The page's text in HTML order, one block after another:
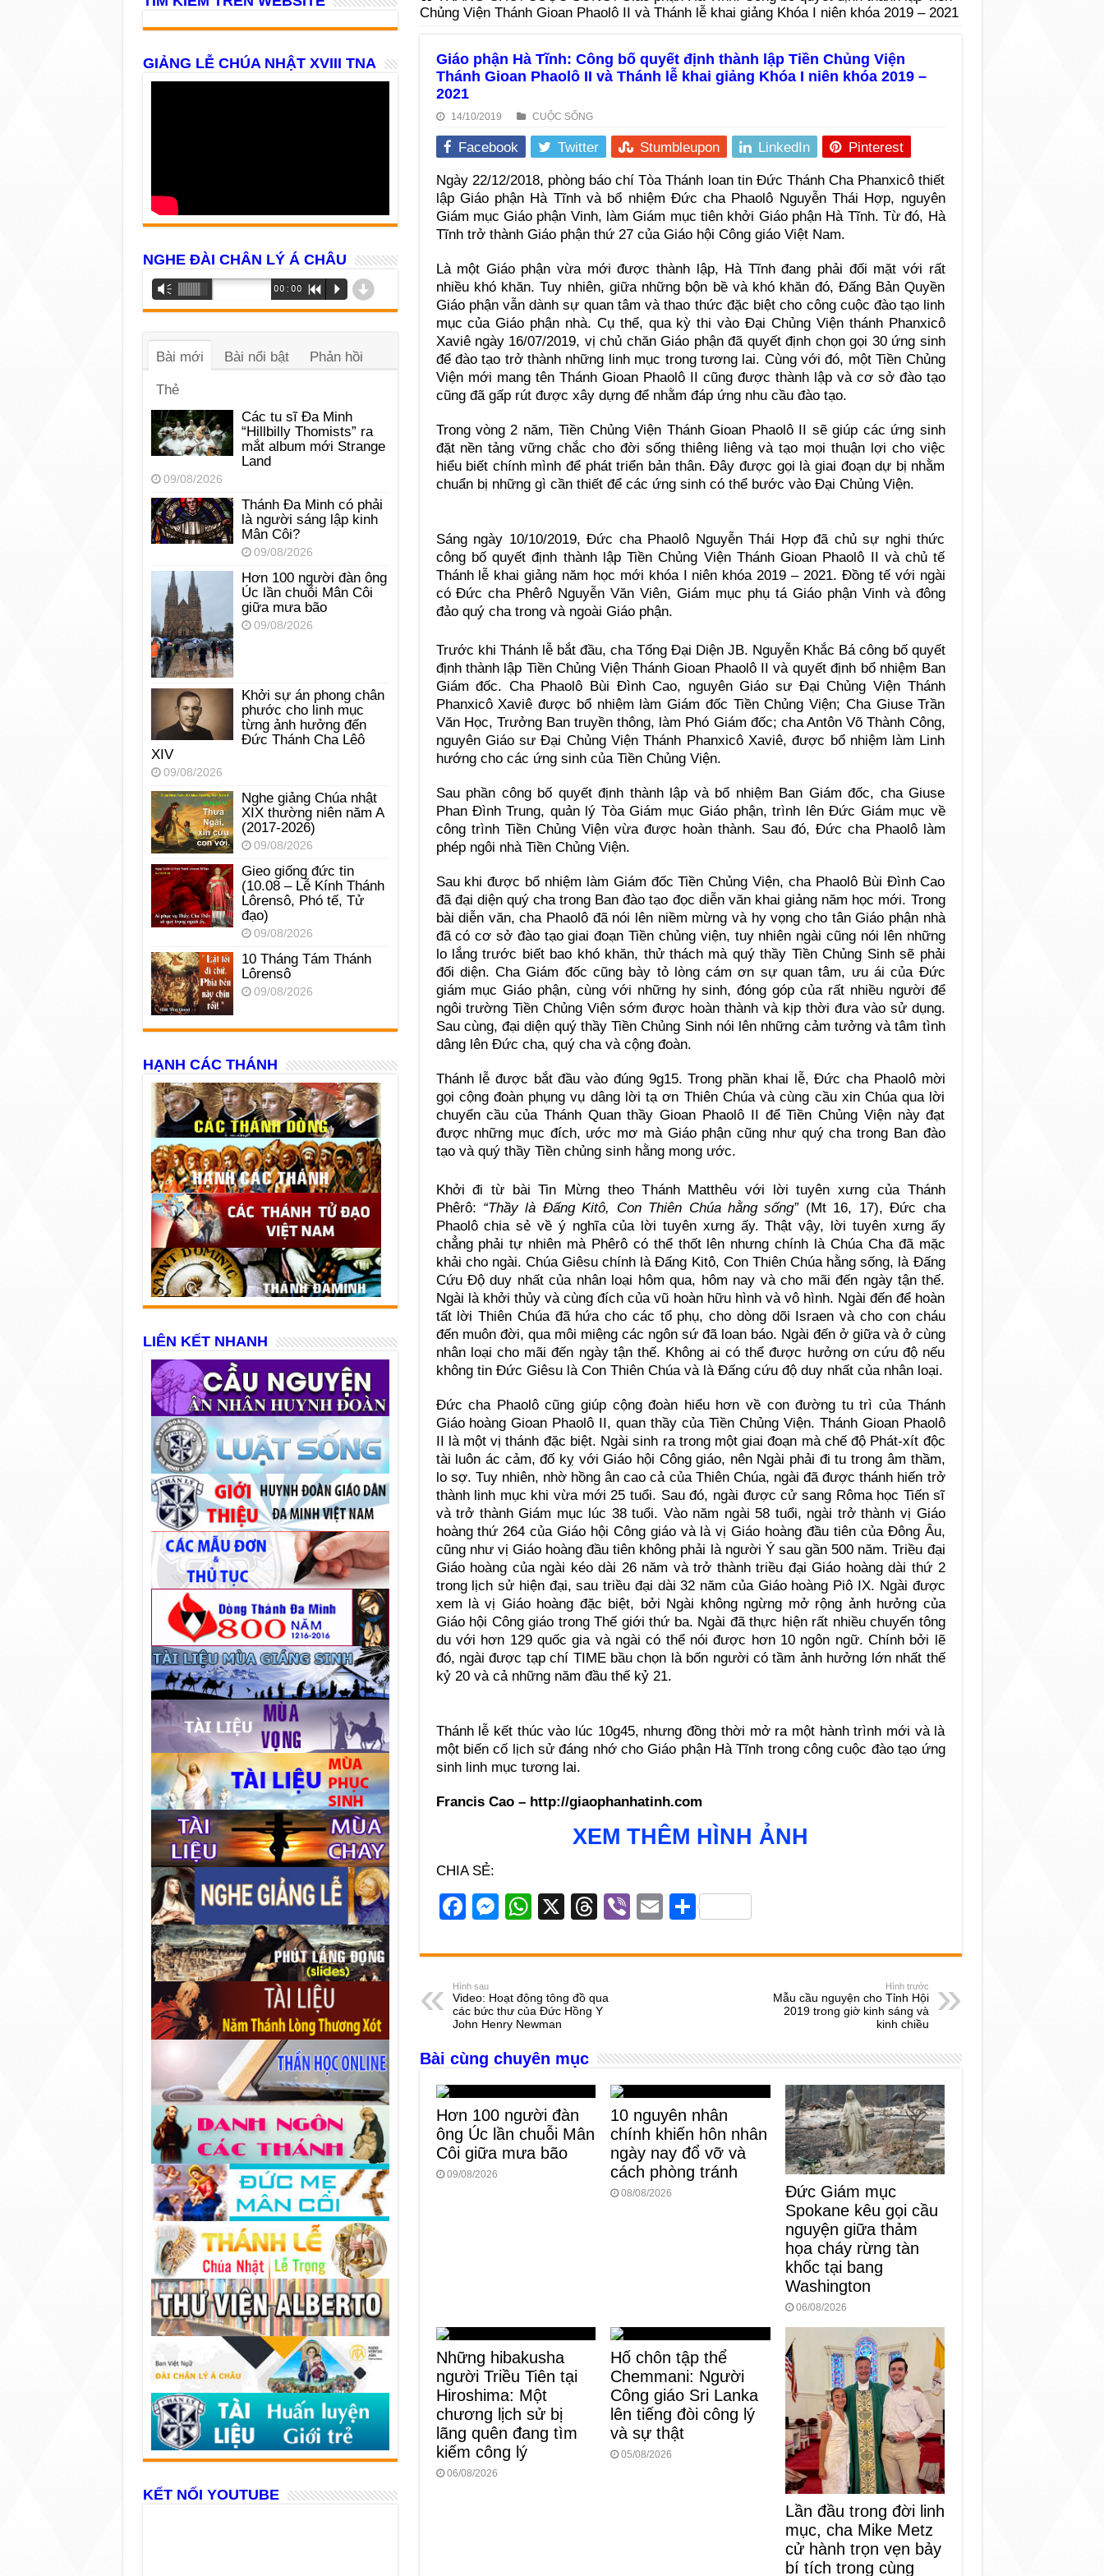
Chủng Viện Thánh Gioan Phaolô II và Thánh lễ khai giảng Khóa I niên khóa 2019 – 2021
Giáo phận Hà Tĩnh: Công bố quyết định thành lập Tiền Chủng Viện
Thánh Gioan Phaolô II và Thánh lễ khai giảng Khóa I niên khóa 2019 –
2021
14/10/2019 CUỘC SỐNG
Facebook Twitter Stumbleupon LinkedIn Pinterest
Ngày 22/12/2018, phòng báo chí Tòa Thánh loan tin Đức Thánh Cha Phanxicô thiết
lập Giáo phận Hà Tĩnh và bổ nhiệm Đức cha Phaolô Nguyễn Thái Hợp, nguyên
Giám mục Giáo phận Vinh, làm Giám mục tiên khởi Giáo phận Hà Tĩnh. Từ đó, Hà
Tĩnh trở thành Giáo phận thứ 27 của Giáo hội Công giáo Việt Nam.
Là một Giáo phận vừa mới được thành lập, Hà Tĩnh đang phải đối mặt với rất
nhiều khó khăn. Tuy nhiên, giữa những bộn bề và khó khăn đó, Đấng Bản Quyền
Giáo phận vẫn dành sự quan tâm và thao thức đặc biệt cho công cuộc đào tạo linh
mục của Giáo phận nhà. Cụ thể, qua kỳ thi vào Đại Chủng Viện thánh Phanxicô
Xaviê ngày 16/07/2019, vị chủ chăn Giáo phận đã quyết định chọn gọi 30 ứng sinh
để đào tạo trở thành những linh mục trong tương lai. Cùng với đó, một Tiền Chủng
Viện mới mang tên Thánh Gioan Phaolô II cũng được thành lập và cơ sở đào tạo
cũng đã gấp rút được xây dựng để nhằm đáp ứng nhu cầu đào tạo.
Trong vòng 2 năm, Tiền Chủng Viện Thánh Gioan Phaolô II sẽ giúp các ứng sinh
đặt nền tảng vững chắc cho đời sống thiêng liêng và tạo mọi thuận lợi cho việc
hiểu biết chính mình để phát triển bản thân. Đây được gọi là giai đoạn dự bị nhằm
chuẩn bị những gì cần thiết để các ứng sinh có thể bước vào Đại Chủng Viện.
Sáng ngày 10/10/2019, Đức cha Phaolô Nguyễn Thái Hợp đã chủ sự nghi thức
công bố quyết định thành lập Tiền Chủng Viện Thánh Gioan Phaolô II và chủ tế
Thánh lễ khai giảng năm học mới khóa I niên khóa 2019 – 2021. Đồng tế với ngài
có Đức cha Phêrô Nguyễn Văn Viên, Giám mục phụ tá Giáo phận Vinh và đông
đảo quý cha trong và ngoài Giáo phận.
Trước khi Thánh lễ bắt đầu, cha Tổng Đại Diện JB. Nguyễn Khắc Bá công bố quyết
định thành lập Tiền Chủng Viện Thánh Gioan Phaolô II và quyết định bổ nhiệm Ban
Giám đốc. Cha Phaolô Bùi Đình Cao, nguyên Giáo sư Đại Chủng Viện Thánh
Phanxicô Xaviê được bổ nhiệm làm Giám đốc Tiền Chủng Viện; Cha Giuse Trần
Văn Học, Trưởng Ban truyền thông, làm Phó Giám đốc; cha Antôn Võ Thành Công,
nguyên Giáo sư Đại Chủng Viện Thánh Phanxicô Xaviê, được bổ nhiệm làm Linh
hướng cho các ứng sinh của Tiền Chủng Viện.
Sau phần công bố quyết định thành lập và bổ nhiệm Ban Giám đốc, cha Giuse
Phan Đình Trung, quản lý Tòa Giám mục Giáo phận, trình lên Đức Giám mục về
công trình Tiền Chủng Viện vừa được hoàn thành. Sau đó, Đức cha Phaolô làm
phép ngôi nhà Tiền Chủng Viện.
Sau khi được bổ nhiệm làm Giám đốc Tiền Chủng Viện, cha Phaolô Bùi Đình Cao
đã đại diện quý cha trong Ban đào tạo đọc diễn văn khai giảng năm học mới. Trong
bài diễn văn, cha Phaolô đã nói lên niềm mừng và hy vọng cho tân Giáo phận nhà
đã có cơ sở đào tạo giai đoạn Tiền chủng viện, tuy nhiên ngài cũng nói lên những
lo lắng trước biết bao khó khăn, thử thách mà quý thầy Tiền Chủng Sinh sẽ phải
đối diện. Cha Giám đốc cũng bày tỏ lòng cám ơn sự quan tâm, ưu ái của Đức
giám mục Giáo phận, cùng với những hy sinh, đóng góp của rất nhiều người để
ngôi trường Tiền Chủng Viện sớm được hoàn thành và kịp thời đưa vào sử dụng.
Sau cùng, đại diện quý thầy Tiền Chủng Sinh nói lên những cảm tưởng và tâm tình
dâng lên Đức cha, quý cha và cộng đoàn.
Thánh lễ được bắt đầu vào đúng 9g15. Trong phần khai lễ, Đức cha Phaolô mời
gọi cộng đoàn phụng vụ dâng lời tạ ơn Thiên Chúa và cùng cầu xin Chúa qua lời
chuyển cầu của Thánh Quan thầy Gioan Phaolô II để Tiền Chủng Viện này đạt
được những mục đích, ước mơ mà Giáo phận cũng như quý cha trong Ban đào
tạo và quý thầy Tiền chủng sinh hằng mong ước.
Khởi đi từ bài Tin Mừng theo Thánh Matthêu với lời tuyên xưng của Thánh
Phêrô: “Thầy là Đấng Kitô, Con Thiên Chúa hằng sống”(Mt 16, 17), Đức cha
Phaolô chia sẻ về ý nghĩa của lời tuyên xưng ấy. Thật vậy, lời tuyên xưng ấy
chẳng phải tự nhiên mà Phêrô có thể thốt lên nhưng chính là Chúa Cha đã mặc
khải cho ngài. Chúa Giêsu chính là Đấng Kitô, Con Thiên Chúa hằng sống, là Đấng
Cứu Độ duy nhất của nhân loại hôm qua, hôm nay và cho mãi đến ngày tận thế.
Ngài là khởi thủy và cùng đích của vũ hoàn hữu hình và vô hình. Ngài đến để hoàn
tất lời Thiên Chúa đã hứa cho các tổ phụ, cho dòng dõi Israen và cho con cháu
đến muôn đời, qua môi miệng các ngôn sứ đã loan báo. Ngài đến ở giữa và ở cùng
nhân loại cho mãi đến ngày tận thế. Không ai có thể được hưởng ơn cứu độ nếu
không tin Đức Giêsu là Con Thiên Chúa và là Đấng cứu độ duy nhất của nhân loại.
Đức cha Phaolô cũng giúp cộng đoàn hiểu hơn về con đường tu trì của Thánh
Giáo hoàng Gioan Phaolô II, quan thầy của Tiền Chủng Viện. Thánh Gioan Phaolô
II là một vị thánh đặc biệt. Ngài sinh ra trong một giai đoạn mà chế độ Phát-xít độc
tài luôn ác cảm, đố kỵ với Giáo hội Công giáo, nên Ngài phải đi tu trong âm thầm,
lo sợ. Tuy nhiên, nhờ hồng ân cao cả của Thiên Chúa, ngài đã được thánh hiến trở
thành linh mục khi vừa mới 25 tuổi. Sau đó, ngài được cử sang Rôma học Tiến sĩ
và trở thành Giám mục lúc 38 tuổi. Vào năm ngài 58 tuổi, ngài trở thành vị Giáo
hoàng thứ 264 của Giáo hội Công giáo và là vị Giáo hoàng đầu tiên của Đông Âu,
cũng như vị Giáo hoàng đầu tiên không phải là người Ý sau gần 500 năm. Triều đại
Giáo hoàng của ngài kéo dài 26 năm và trở thành triều đại Giáo hoàng dài thứ 2
trong lịch sử hiện đại, sau triều đại dài 32 năm của Giáo hoàng Piô IX. Ngài được
xem là vị Giáo hoàng đặc biệt, bởi Ngài không ngừng mở rộng ảnh hưởng của
Giáo hội Công giáo trong Thế giới thứ ba. Ngài đã thực hiện rất nhiều chuyến tông
du với hơn 129 quốc gia và ngài có thể nói được hơn 10 ngôn ngữ. Chính bởi lẽ
đó, ngài được tạp chí TIME bầu chọn là bốn người có tầm ảnh hưởng lớn nhất thế
kỷ 20 và cả những năm đầu thế kỷ 21.
Thánh lễ kết thúc vào lúc 10g45, nhưng đồng thời mở ra một hành trình mới và là
một biến cố lịch sử đáng nhớ cho Giáo phận Hà Tĩnh trong công cuộc đào tạo ứng
sinh linh mục tương lai.
Francis Cao – http://giaophanhatinh.com
XEM THÊM HÌNH ẢNH
CHIA SẺ:
F
c
e
b
o
o
k
M
ss
n
g
er
W
at
A
p
p
X
T
e
d
Vi
er
E
ail
S
ar
Hình sau
Video: Hoạt động tông đồ qua
các bức thư của Đức Hồng Y
John Henry Newman
Hình trước
Mẫu cầu nguyện cho Tỉnh Hội
2019 trong giờ kinh sáng và
kinh chiều
Bài cùng chuyên mục
Hơn 100 người đàn
ông Úc lần chuỗi Mân
Côi giữa mưa bão
09/08/2026
10 nguyên nhân
chính khiến hôn nhân
ngày nay đổ vỡ và
cách phòng tránh
08/08/2026
Đức Giám mục
Spokane kêu gọi cầu
nguyện giữa thảm
họa cháy rừng tàn
khốc tại bang
Washington
06/08/2026
Những hibakusha
người Triều Tiên tại
Hiroshima: Một
chương lịch sử bị
lãng quên đang tìm
kiếm công lý
06/08/2026
Hố chôn tập thể
Chemmani: Người
Công giáo Sri Lanka
lên tiếng đòi công lý
và sự thật
05/08/2026
Lần đầu trong đời linh
mục, cha Mike Metz
cử hành trọn vẹn bảy
bí tích trong cùng
GIẢNG LỄ CHÚA NHẬT XVIII TNA
NGHE ĐÀI CHÂN LÝ Á CHÂU
Trình
phát
âm
Vm 00:00 R P d
Bài mới Bài nổi bật Phản hồi
Thẻ
Các tu sĩ Đa Minh
“Hillbilly Thomists” ra
mắt album mới Strange
Land
09/08/2026
Thánh Đa Minh có phải
là người sáng lập kinh
Mân Côi?
09/08/2026
Hơn 100 người đàn ông
Úc lần chuỗi Mân Côi
giữa mưa bão
09/08/2026
Khởi sự án phong chân
phước cho linh mục
từng ảnh hưởng đến
Đức Thánh Cha Lêô
XIV
09/08/2026
Nghe giảng Chúa nhật
XIX thường niên năm A
(2017-2026)
09/08/2026
Gieo giống đức tin
(10.08 – Lễ Kính Thánh
Lôrensô, Phó tế, Tử
đạo)
09/08/2026
10 Tháng Tám Thánh
Lôrensô
09/08/2026
HẠNH CÁC THÁNH
LIÊN KẾT NHANH
KẾT NỐI YOUTUBE